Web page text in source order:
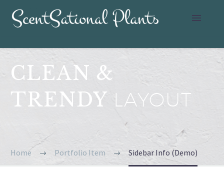
CLEAN &
TRENDY LAYOUT
Home Portfolio Item Sidebar Info (Demo)